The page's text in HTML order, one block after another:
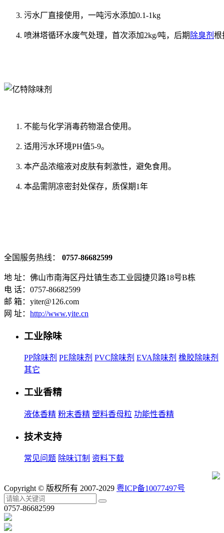
污水厂直接使用，一吨污水添加0.1-1kg
喷淋塔循环水废气处理，首次添加2kg/吨，后期 除臭剂 根
不能与化学消毒药物混合使用。
适用污水环境PH值5-9。
本产品浓缩液对皮肤有刺激性，避免食用。
本品需阴凉密封处保存，质保期1年
全国服务热线： 0757-86682599
地 址：佛山市南海区丹灶镇生态工业园捷贝路18号B栋
电 话：0757-86682599
邮 箱：yiter@126.com
网 址： http://www.yite.cn
工业除味
PP除味剂 PE除味剂 PVC除味剂 EVA除味剂 橡胶除味剂
其它
工业香精
液体香精 粉末香精 塑料香母粒 功能性香精
技术支持
常见问题 除味订制 资料下载
Copyright © 版权所有 2007-2029 粤ICP备10077497号
0757-86682599